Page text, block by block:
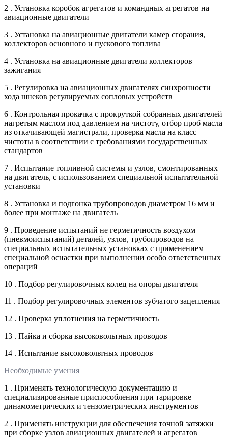
2 . Установка коробок агрегатов и командных агрегатов на
авиационные двигатели
3 . Установка на авиационные двигатели камер сгорания,
коллекторов основного и пускового топлива
4 . Установка на авиационные двигатели коллекторов
зажигания
5 . Регулировка на авиационных двигателях синхронности
хода шнеков регулируемых сопловых устройств
6 . Контрольная прокачка с прокруткой собранных двигателей
нагретым маслом под давлением на чистоту, отбор проб масла
из откачивающей магистрали, проверка масла на класс
чистоты в соответствии с требованиями государственных
стандартов
7 . Испытание топливной системы и узлов, смонтированных
на двигатель, с использованием специальной испытательной
установки
8 . Установка и подгонка трубопроводов диаметром 16 мм и
более при монтаже на двигатель
9 . Проведение испытаний не герметичность воздухом
(пневмоиспытаний) деталей, узлов, трубопроводов на
специальных испытательных установках с применением
специальной оснастки при выполнении особо ответственных
операций
10 . Подбор регулировочных колец на опоры двигателя
11 . Подбор регулировочных элементов зубчатого зацепления
12 . Проверка уплотнения на герметичность
13 . Пайка и сборка высоковольтных проводов
14 . Испытание высоковольтных проводов
Необходимые умения
1 . Применять технологическую документацию и
специализированные приспособления при тарировке
динамометрических и тензометрических инструментов
2 . Применять инструкции для обеспечения точной затяжки
при сборке узлов авиационных двигателей и агрегатов